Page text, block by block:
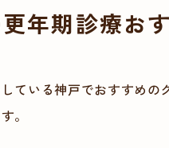
更年期診療お
ている神戸でおすすめ
。